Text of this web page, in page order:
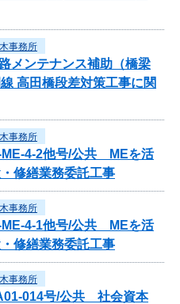
事務所
メンテナンス補助（橋梁
高田橋段差対策工事に関
事務所
ME-4-2他号/公共 MEを活
修繕業務委託工事
事務所
ME-4-1他号/公共 MEを活
修繕業務委託工事
事務所
014号/公共 社会資本